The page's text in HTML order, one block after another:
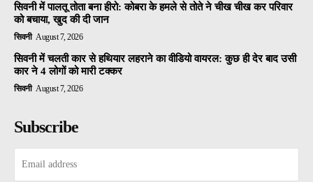
सिवनी में पालतू तोता बना हीरो: कोबरा के हमले से तोते ने चीख चीख कर परिवार
को बचाया, खुद की दी जान
सिवनी August 7, 2026
सिवनी में चलती कार से हथियार लहराने का वीडियो वायरल: कुछ ही देर बाद उसी
कार ने 4 लोगों को मारी टक्कर
सिवनी August 7, 2026
Subscribe